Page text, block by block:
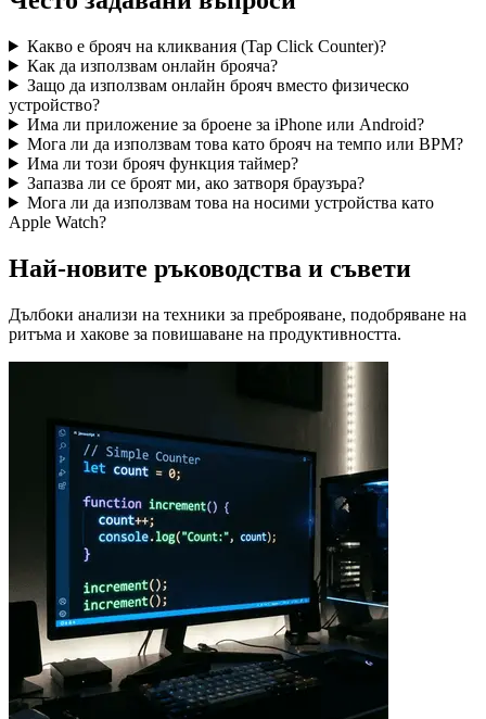
Какво е брояч на кликвания (Tap Click Counter)?
Как да използвам онлайн брояча?
Защо да използвам онлайн брояч вместо физическо
устройство?
Има ли приложение за броене за iPhone или Android?
Мога ли да използвам това като брояч на темпо или BPM?
Има ли този брояч функция таймер?
Запазва ли се броят ми, ако затворя браузъра?
Мога ли да използвам това на носими устройства като
Apple Watch?
Най-новите ръководства и съвети
Дълбоки анализи на техники за преброяване, подобряване на
ритъма и хакове за повишаване на продуктивността.